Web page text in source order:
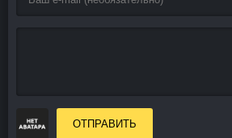
ОТПРАВИТЬ